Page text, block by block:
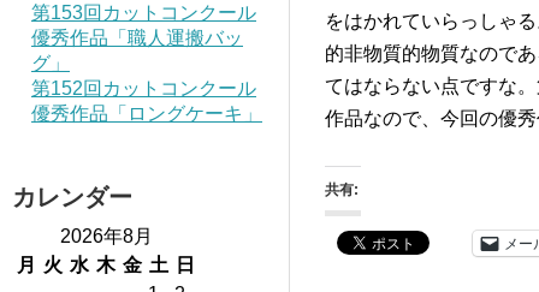
第153回カットコンクール
優秀作品「職人運搬バッ
グ」
第152回カットコンクール
優秀作品「ロングケーキ」
カレンダー
2026年8月
月
火 水 木 金 土
日
をはかれていらっしゃ
的非物質的物質なので
てはならない点ですな
作品なので、今回の優
共有:
メー